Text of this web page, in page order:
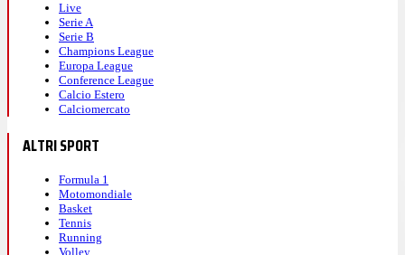
Live
Serie A
Serie B
Champions League
Europa League
Conference League
Calcio Estero
Calciomercato
ALTRI SPORT
Formula 1
Motomondiale
Basket
Tennis
Running
Volley